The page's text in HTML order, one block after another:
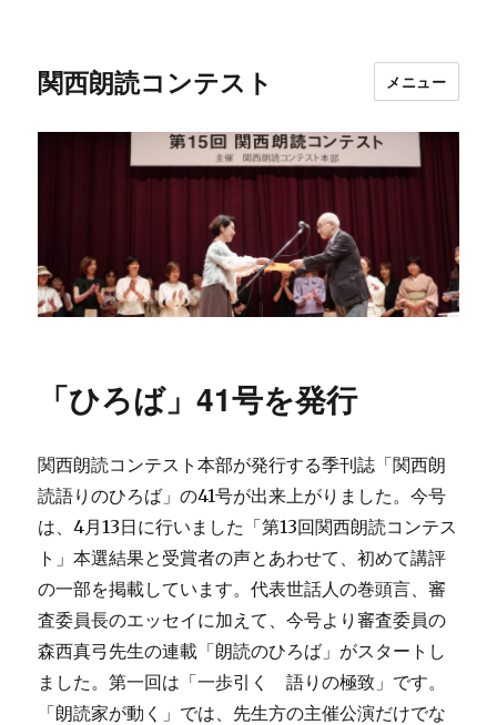
関西朗読コンテスト メニュー
「ひろば」41号を発行
関西朗読コンテスト本部が発行する季刊誌「関西朗
読語りのひろば」の41号が出来上がりました。今号
は、4月13日に行いました「第13回関西朗読コンテス
ト」本選結果と受賞者の声とあわせて、初めて講評
の一部を掲載しています。代表世話人の巻頭言、審
査委員長のエッセイに加えて、今号より審査委員の
森西真弓先生の連載「朗読のひろば」がスタートし
ました。第一回は「一歩引く 語りの極致」です。
「朗読家が動く」では、先生方の主催公演だけでな